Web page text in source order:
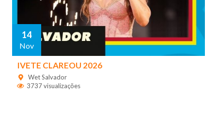
14
Nov
IVETE CLAREOU 2026
Wet Salvador
3737 visualizações